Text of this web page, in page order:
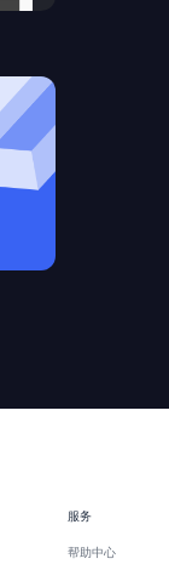
服务
帮助中心